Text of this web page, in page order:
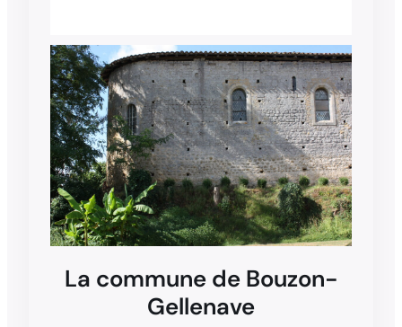
La commune de Bouzon-
Gellenave